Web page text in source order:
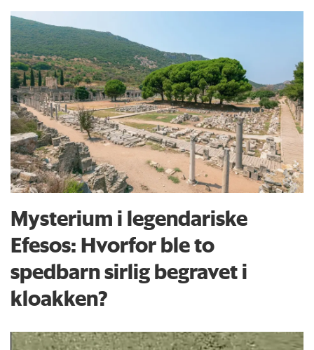
Mysterium i legendariske
Efesos: Hvorfor ble to
spedbarn sirlig begravet i
kloakken?